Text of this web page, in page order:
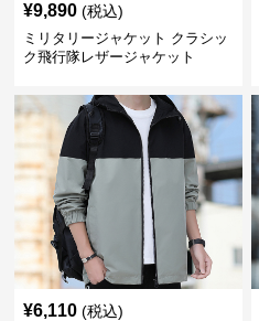
¥9,890 (税込)
ミリタリージャケット クラシッ
ク飛行隊レザージャケット
¥6,110 (税込)